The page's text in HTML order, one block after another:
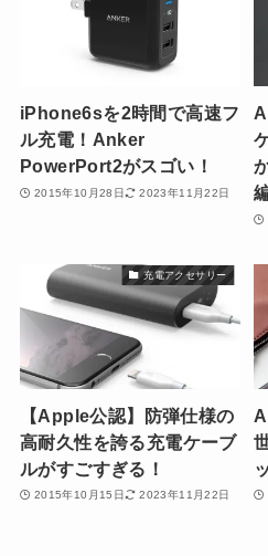
iPhone6sを2時間で高速フ
ル充電！Anker
PowerPort2がスゴい！
2015年10月28日 2023年11月22日
充電アクセサリー
【Apple公認】防弾仕様の
高耐久性を誇る充電ケーブ
ルがすごすぎる！
2015年10月15日 2023年11月22日